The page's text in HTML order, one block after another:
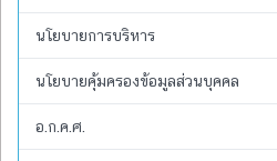
นโยบายการบริหาร
นโยบายคุ้มครองข้อมูลส่วนบุคคล
อ.ก.ค.ศ.